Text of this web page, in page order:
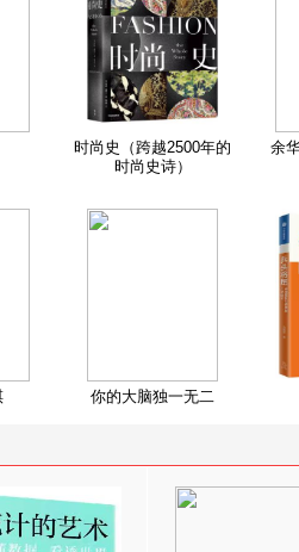
时尚史（跨越2500年的
时尚史诗）
余
你的大脑独一无二